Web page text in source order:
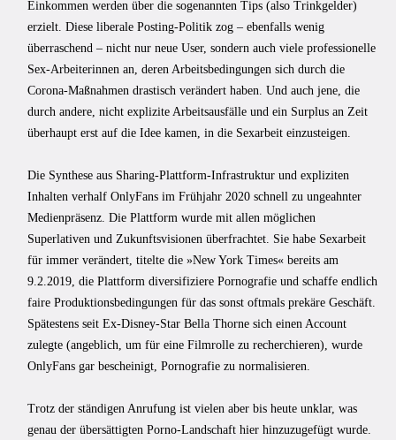
Einkommen werden über die sogenannten Tips (also Trinkgelder)
erzielt. Diese liberale Posting-Politik zog – ebenfalls wenig
überraschend – nicht nur neue User, sondern auch viele professionelle
Sex-Arbeiterinnen an, deren Arbeitsbedingungen sich durch die
Corona-Maßnahmen drastisch verändert haben. Und auch jene, die
durch andere, nicht explizite Arbeitsausfälle und ein Surplus an Zeit
überhaupt erst auf die Idee kamen, in die Sexarbeit einzusteigen.
Die Synthese aus Sharing-Plattform-Infrastruktur und expliziten
Inhalten verhalf OnlyFans im Frühjahr 2020 schnell zu ungeahnter
Medienpräsenz. Die Plattform wurde mit allen möglichen
Superlativen und Zukunftsvisionen überfrachtet. Sie habe Sexarbeit
für immer verändert, titelte die »New York Times« bereits am
9.2.2019, die Plattform diversifiziere Pornografie und schaffe endlich
faire Produktionsbedingungen für das sonst oftmals prekäre Geschäft.
Spätestens seit Ex-Disney-Star Bella Thorne sich einen Account
zulegte (angeblich, um für eine Filmrolle zu recherchieren), wurde
OnlyFans gar bescheinigt, Pornografie zu normalisieren.
Trotz der ständigen Anrufung ist vielen aber bis heute unklar, was
genau der übersättigten Porno-Landschaft hier hinzuzugefügt wurde.